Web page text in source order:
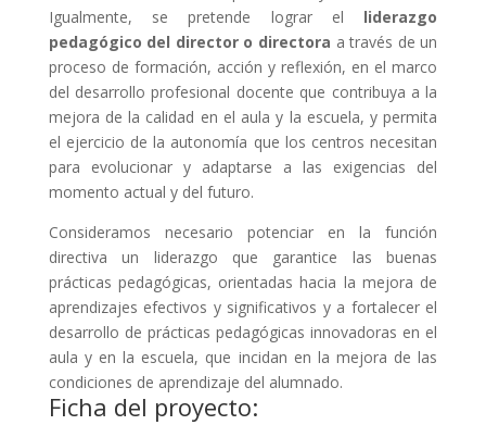
Igualmente, se pretende lograr el liderazgo
pedagógico del director o directora a través de un
proceso de formación, acción y reflexión, en el marco
del desarrollo profesional docente que contribuya a la
mejora de la calidad en el aula y la escuela, y permita
el ejercicio de la autonomía que los centros necesitan
para evolucionar y adaptarse a las exigencias del
momento actual y del futuro.
Consideramos necesario potenciar en la función
directiva un liderazgo que garantice las buenas
prácticas pedagógicas, orientadas hacia la mejora de
aprendizajes efectivos y significativos y a fortalecer el
desarrollo de prácticas pedagógicas innovadoras en el
aula y en la escuela, que incidan en la mejora de las
condiciones de aprendizaje del alumnado.
Ficha del proyecto: